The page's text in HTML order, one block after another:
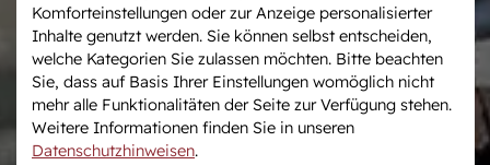
Komforteinstellungen oder zur Anzeige personalisierter
Inhalte genutzt werden. Sie können selbst entscheiden,
welche Kategorien Sie zulassen möchten. Bitte beachten
Sie, dass auf Basis Ihrer Einstellungen womöglich nicht
mehr alle Funktionalitäten der Seite zur Verfügung stehen.
Weitere Informationen finden Sie in unseren
Datenschutzhinweisen.
Wir in Westfalen
Über uns
Verband & Organisation
Team
Jungzüchter
Vermarktung
Auktionen
After Sales Service
Pferdemarkt